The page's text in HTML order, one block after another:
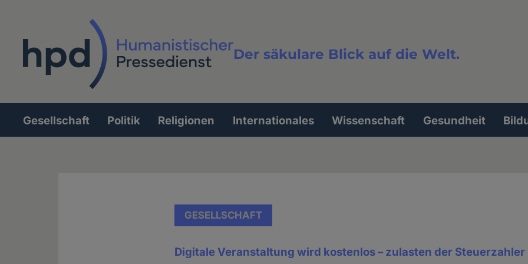
Der säkulare Blick auf die Welt.
Volltextsuche
Hauptnavigation
Gesellschaft Politik Religionen Internationales Wissenschaft Gesundheit
GESELLSCHAFT
Digitale Veranstaltung wird kostenlos – zulasten der Steuerzahler